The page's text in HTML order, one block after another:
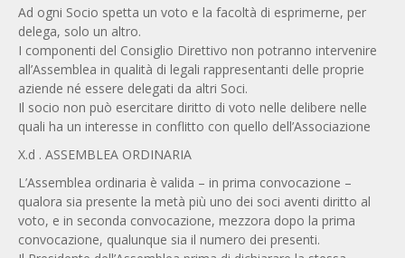
Ad ogni Socio spetta un voto e la facoltà di esprimerne, per
delega, solo un altro.
I componenti del Consiglio Direttivo non potranno intervenire
all’Assemblea in qualità di legali rappresentanti delle proprie
aziende né essere delegati da altri Soci.
Il socio non può esercitare diritto di voto nelle delibere nelle
quali ha un interesse in conflitto con quello dell’Associazione
X.d . ASSEMBLEA ORDINARIA
L’Assemblea ordinaria è valida – in prima convocazione –
qualora sia presente la metà più uno dei soci aventi diritto al
voto, e in seconda convocazione, mezzora dopo la prima
convocazione, qualunque sia il numero dei presenti.